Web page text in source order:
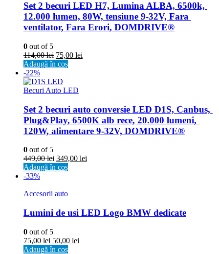
Set 2 becuri LED H7, Lumina ALBA, 6500k,
12.000 lumen, 80W, tensiune 9-32V, Fara
ventilator, Fara Erori, DOMDRIVE®
0 out of 5
114,00lei 75,00 lei
Adaugă în coș
-22%
Becuri Auto LED
Set 2 becuri auto conversie LED D1S, Canbus,
Plug&Play, 6500K alb rece, 20.000 lumeni,
120W, alimentare 9-32V, DOMDRIVE®
0 out of 5
449,00lei 349,00 lei
Adaugă în coș
-33%
Accesorii auto
Lumini de usi LED Logo BMW dedicate
0 out of 5
75,00lei 50,00 lei
Adaugă în coș